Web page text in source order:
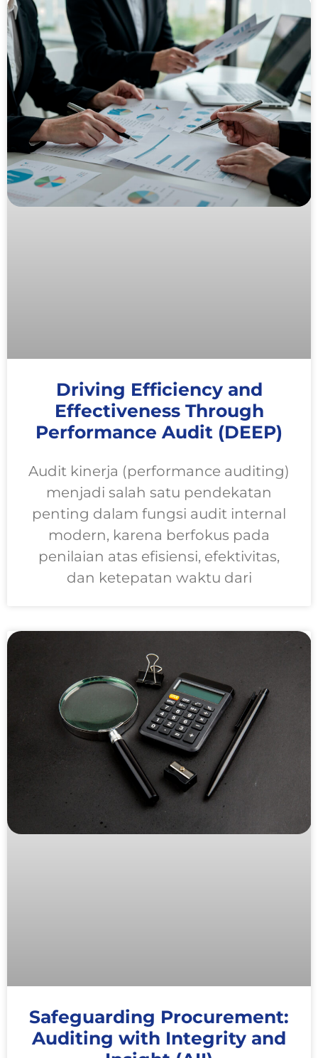
Driving Efficiency and
Effectiveness Through
Performance Audit (DEEP)
Audit kinerja (performance auditing)
menjadi salah satu pendekatan
penting dalam fungsi audit internal
modern, karena berfokus pada
penilaian atas efisiensi, efektivitas,
dan ketepatan waktu dari
Safeguarding Procurement:
Auditing with Integrity and